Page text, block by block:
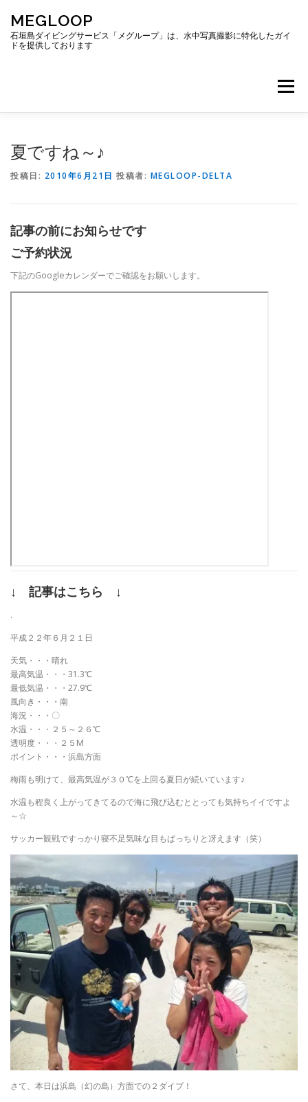
ッ
MEGLOOP
石垣島ダイビングサービス「メグループ」は、水中写真撮影に特化したガイ
ドを提供しております
メニュー
夏ですね～♪
投稿日: 2010年6月21日 投稿者: MEGLOOP-DELTA
記事の前にお知らせです
ご予約状況
下記のGoogleカレンダーでご確認をお願いします。
↓ 記事はこちら ↓
.
平成２２年６月２１日
天気・・・晴れ
最高気温・・・31.3℃
最低気温・・・27.9℃
風向き・・・南
海況・・・〇
水温・・・２５～２６℃
透明度・・・２５M
ポイント・・・浜島方面
梅雨も明けて、最高気温が３０℃を上回る夏日が続いています♪
水温も程良く上がってきてるので海に飛び込むととっても気持ちイイですよ
～☆
サッカー観戦ですっかり寝不足気味な目もぱっちりと冴えます（笑）
さて、本日は浜島（幻の島）方面での２ダイブ！